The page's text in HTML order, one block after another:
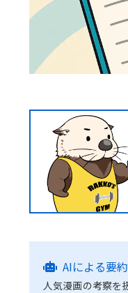
AIによる要約
人気漫画の考察を